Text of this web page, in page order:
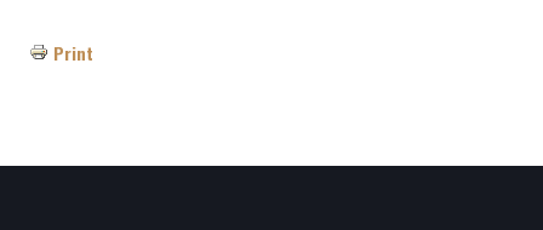
Print